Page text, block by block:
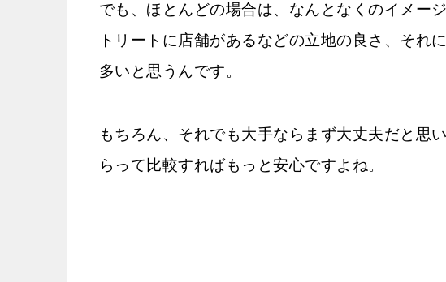
でも、ほとんどの場合は、なんとなくのイメー
トリートに店舗があるなどの立地の良さ、それ
多いと思うんです。
もちろん、それでも大手ならまず大丈夫だと思
らって比較すればもっと安心ですよね。